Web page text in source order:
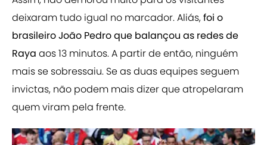
deixaram tudo igual no marcador. Aliás,foi o
brasileiro João Pedro que balançou as redes de
Raya aos 13 minutos. A partir de então, ninguém
mais se sobressaiu. Se as duas equipes seguem
invictas, não podem mais dizer que atropelaram
quem viram pela frente.